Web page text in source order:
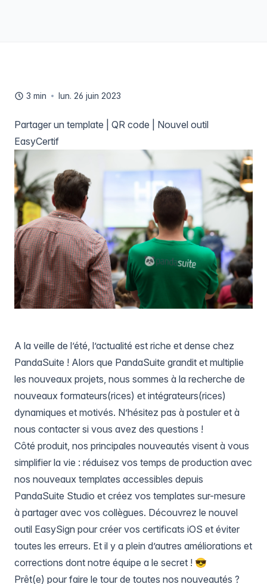
3 min lun. 26 juin 2023
Partager un template | QR code | Nouvel outil
EasyCertif
A la veille de l’été, l’actualité est riche et dense chez
PandaSuite ! Alors que PandaSuite grandit et multiplie
les nouveaux projets, nous sommes à la recherche de
nouveaux formateurs(rices) et intégrateurs(rices)
dynamiques et motivés. N’hésitez pas à postuler et à
nous contacter si vous avez des questions !
Côté produit, nos principales nouveautés visent à vous
simplifier la vie : réduisez vos temps de production avec
nos nouveaux templates accessibles depuis
PandaSuite Studio et créez vos templates sur-mesure
à partager avec vos collègues. Découvrez le nouvel
outil EasySign pour créer vos certificats iOS et éviter
toutes les erreurs. Et il y a plein d’autres améliorations et
corrections dont notre équipe a le secret ! 😎
Prêt(e) pour faire le tour de toutes nos nouveautés ?